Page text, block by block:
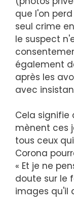
que l'on
seul crime
le suspect
également
après les
avec
Cela signifie
mènent ces
tous ceux
Corona
« Et je ne
doute sur le
images qu'il